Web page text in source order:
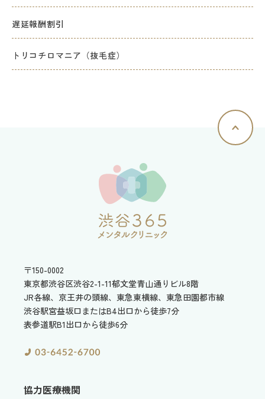
遅延報酬割引
トリコチロマニア（抜毛症）
〒150-0002
東京都渋谷区渋谷2-1-11郁文堂青山通りビル8階
JR各線、京王井の頭線、東急東横線、東急田園都市線
渋谷駅宮益坂口またはB4出口から徒歩7分
表参道駅B1出口から徒歩6分
協力医療機関